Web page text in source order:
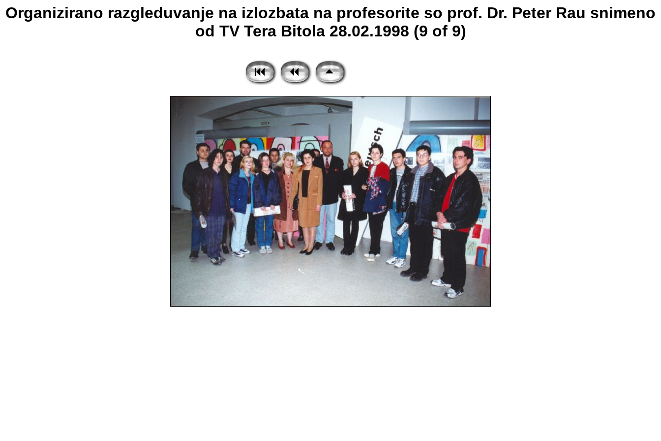
Organizirano razgleduvanje na izlozbata na profesorite so prof. Dr. Peter Rau snimeno
od TV Tera Bitola 28.02.1998 (9 of 9)